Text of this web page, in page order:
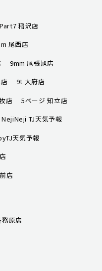
Part7 稲沢店
尾西店
9mm 尾張旭店
9t 大府店
店
5ページ 知立店
NejiNeji TJ天気予報
天気予報
店
原店